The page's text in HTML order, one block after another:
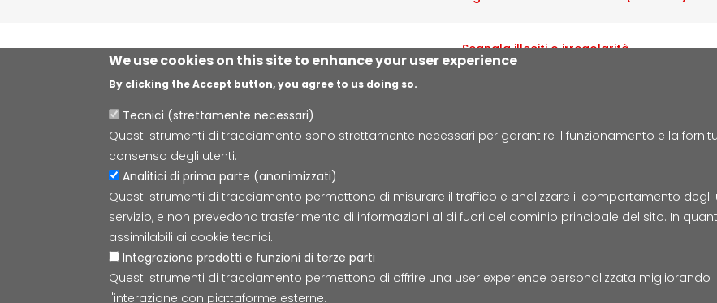
We use cookies on this site to enhance your user experience
By clicking the Accept button, you agree to us doing so.
Tecnici (strettamente necessari)
Questi strumenti di tracciamento sono strettamente necessari per garantire il funzionamento e la
consenso degli utenti.
Analitici di prima parte (anonimizzati)
Questi strumenti di tracciamento permettono di misurare il traffico e analizzare il comportamento degli
servizio, e non prevedono trasferimento di informazioni al di fuori del dominio principale del sito. In
assimilabili ai cookie tecnici.
Integrazione prodotti e funzioni di terze parti
Questi strumenti di tracciamento permettono di offrire una user experience personalizzata
l'interazione con piattaforme esterne.
Segnala illeciti o irregolarità
Lepida S.c.p.A. | Via della Liberazione 15, 40128 Bologna
Partita IVA/Codice Fiscale IT02770891204
Accessibilità